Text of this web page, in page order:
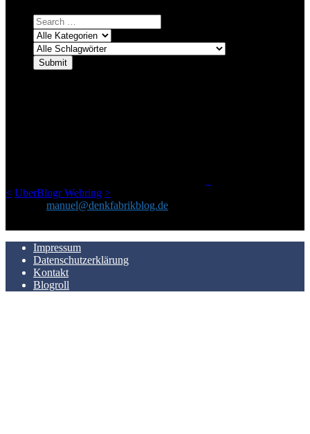
< UberBlogr Webring >
manuel@denkfabrikblog.de
Impressum
Datenschutzerklärung
Kontakt
Blogroll